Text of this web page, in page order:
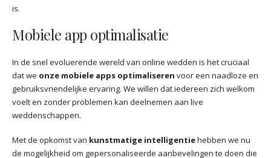
is.
Mobiele app optimalisatie
In de snel evoluerende wereld van online wedden is het cruciaal
dat we onze mobiele apps optimaliseren voor een naadloze en
gebruiksvriendelijke ervaring. We willen dat iedereen zich welkom
voelt en zonder problemen kan deelnemen aan live
weddenschappen.
Met de opkomst van kunstmatige intelligentiehebben we nu
de mogelijkheid om gepersonaliseerde aanbevelingen te doen die